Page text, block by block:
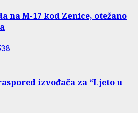
na M-17 kod Zenice, otežano
izvođača za “Ljeto u